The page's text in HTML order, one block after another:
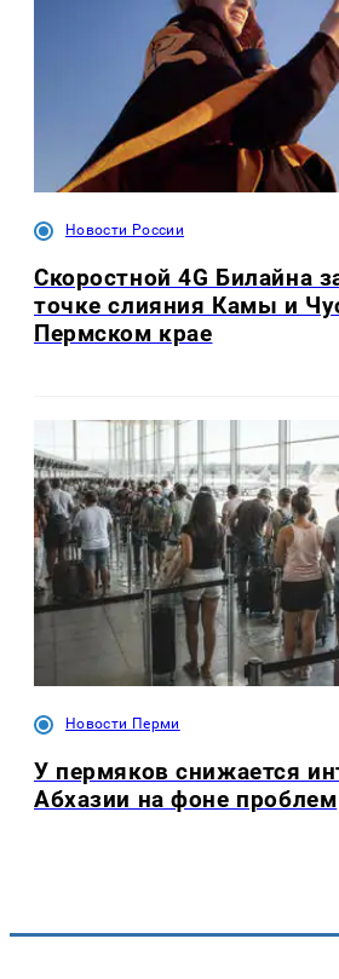
Новости России
Скоростной 4G Билайна
точке слияния Камы и
Пермском крае
Новости Перми
У пермяков снижается
Абхазии на фоне проблем